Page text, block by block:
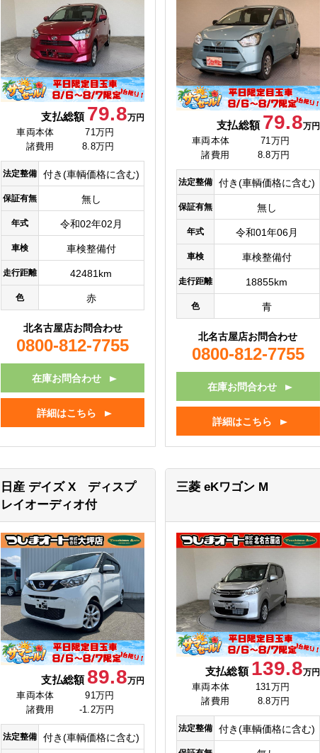
支払総額 79.8万円
車両本体
71万円
諸費用
8.8万円
法定整備 付き(車輌価格に含む)
保証有無 無し
年式 令和02年02月
車検 車検整備付
走行距離 42481km
色 赤
北名古屋店お問合わせ
0800-812-7755
在庫お問合わせ
詳細はこちら
支払総額 79.8万円
車両本体
71万円
諸費用
8.8万円
法定整備 付き(車輌価格に含む)
保証有無 無し
年式 令和01年06月
車検 車検整備付
走行距離 18855km
色 青
北名古屋店お問合わせ
0800-812-7755
在庫お問合わせ
詳細はこちら
日産 デイズ X ディスプ
レイオーディオ付
支払総額 89.8万円
車両本体
91万円
諸費用
-1.2万円
法定整備 付き(車輌価格に含む)
三菱 eKワゴン M
支払総額 139.8万円
車両本体
131万円
諸費用
8.8万円
法定整備 付き(車輌価格に含む)